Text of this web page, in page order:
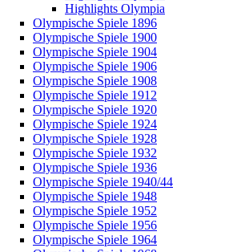
Highlights Olympia
Olympische Spiele 1896
Olympische Spiele 1900
Olympische Spiele 1904
Olympische Spiele 1906
Olympische Spiele 1908
Olympische Spiele 1912
Olympische Spiele 1920
Olympische Spiele 1924
Olympische Spiele 1928
Olympische Spiele 1932
Olympische Spiele 1936
Olympische Spiele 1940/44
Olympische Spiele 1948
Olympische Spiele 1952
Olympische Spiele 1956
Olympische Spiele 1964